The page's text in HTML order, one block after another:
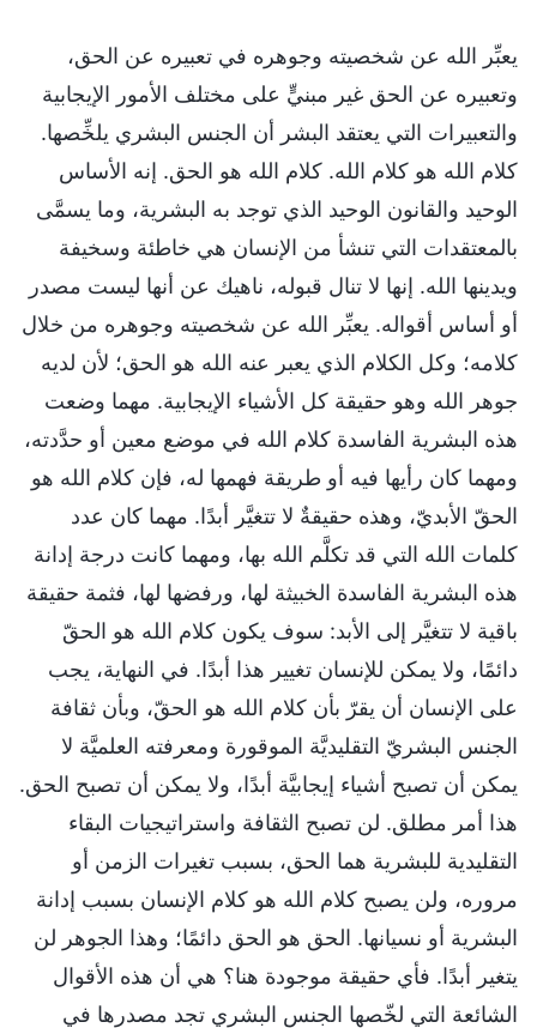
يعبِّر الله عن شخصيته وجوهره في تعبيره عن الحق،
وتعبيره عن الحق غير مبنيٍّ على مختلف الأمور الإيجابية
والتعبيرات التي يعتقد البشر أن الجنس البشري يلخِّصها.
كلام الله هو كلام الله. كلام الله هو الحق. إنه الأساس
الوحيد والقانون الوحيد الذي توجد به البشرية، وما يسمَّى
بالمعتقدات التي تنشأ من الإنسان هي خاطئة وسخيفة
ويدينها الله. إنها لا تنال قبوله، ناهيك عن أنها ليست مصدر
أو أساس أقواله. يعبِّر الله عن شخصيته وجوهره من خلال
كلامه؛ وكل الكلام الذي يعبر عنه الله هو الحق؛ لأن لديه
جوهر الله وهو حقيقة كل الأشياء الإيجابية. مهما وضعت
هذه البشرية الفاسدة كلام الله في موضع معين أو حدَّدته،
ومهما كان رأيها فيه أو طريقة فهمها له، فإن كلام الله هو
الحقّ الأبديّ، وهذه حقيقةٌ لا تتغيَّر أبدًا. مهما كان عدد
كلمات الله التي قد تكلَّم الله بها، ومهما كانت درجة إدانة
هذه البشرية الفاسدة الخبيثة لها، ورفضها لها، فثمة حقيقة
باقية لا تتغيَّر إلى الأبد: سوف يكون كلام الله هو الحقّ
دائمًا، ولا يمكن للإنسان تغيير هذا أبدًا. في النهاية، يجب
على الإنسان أن يقرّ بأن كلام الله هو الحقّ، وبأن ثقافة
الجنس البشريّ التقليديَّة الموقورة ومعرفته العلميَّة لا
يمكن أن تصبح أشياء إيجابيَّة أبدًا، ولا يمكن أن تصبح الحق.
هذا أمر مطلق. لن تصبح الثقافة واستراتيجيات البقاء
التقليدية للبشرية هما الحق، بسبب تغيرات الزمن أو
مروره، ولن يصبح كلام الله هو كلام الإنسان بسبب إدانة
البشرية أو نسيانها. الحق هو الحق دائمًا؛ وهذا الجوهر لن
يتغير أبدًا. فأي حقيقة موجودة هنا؟ هي أن هذه الأقوال
الشائعة التي لخّصها الجنس البشري تجد مصدرها في